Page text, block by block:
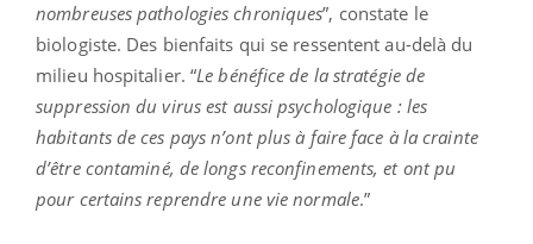
nombreuses pathologies chroniques”, constate le
biologiste. Des bienfaits qui se ressentent au-delà du
milieu hospitalier. “Le bénéfice de la stratégie de
suppression du virus est aussi psychologique : les
habitants de ces pays n’ont plus à faire face à la crainte
d’être contaminé, de longs reconfinements, et ont pu
pour certains reprendre une vie normale.”